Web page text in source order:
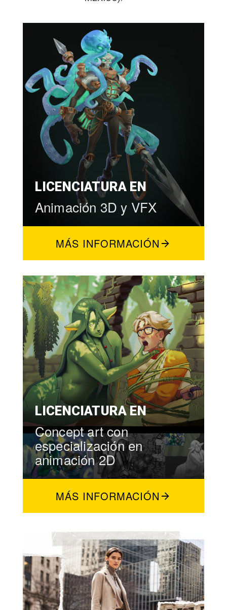
LICENCIATURA EN
Animación 3D y VFX
MÁS INFORMACIÓN
LICENCIATURA EN
Concept art con
especialización en
animación 2D
MÁS INFORMACIÓN